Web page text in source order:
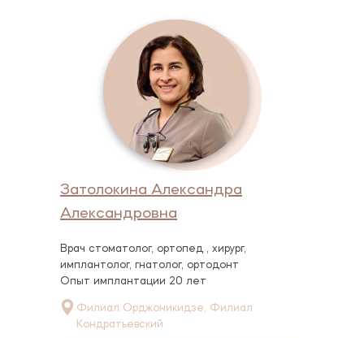
Затолокина Александра
Александровна
Филиал Орджоникидзе, Филиал
Кондратьевский
Врач стоматолог, ортопед , хирург,
имплантолог, гнатолог, ортодонт
Опыт имплантации 20 лет